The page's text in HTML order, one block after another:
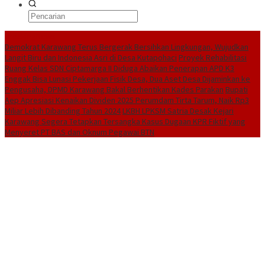
Demokrat Karawang Terus Bergerak Bersihkan Lingkungan, Wujudkan
Langit Biru dan Indonesia Asri di Desa Kutapohaci Proyek Rehabilitasi
Ruang Kelas SDN Ciptamarga II Diduga Abaikan Penerapan APD K3
Enggak Bisa Lunasi Pekerjaan Fisik Desa, Dua Aset Desa Dijaminkan ke
Pengusaha, DPMD Karawang Bakal Berhentikan Kades Parakan Bupati
Aep Apresiasi Kenaikan Dividen 2025 Perumdam Tirta Tarum, Naik Rp3
Miliar Lebih Dibanding Tahun 2024LKBH LPKSM Satria Desak Kejari
Karawang Segera Tetapkan Tersangka Kasus Dugaan KPR Fiktif yang
Menyeret PT BAS dan Oknum Pegawai BTN